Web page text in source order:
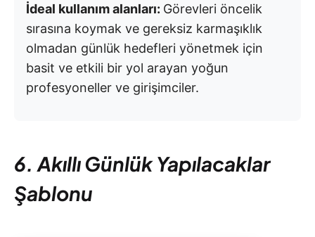
İdeal kullanım alanları: Görevleri öncelik
sırasına koymak ve gereksiz karmaşıklık
olmadan günlük hedefleri yönetmek için
basit ve etkili bir yol arayan yoğun
profesyoneller ve girişimciler.
6. Akıllı Günlük Yapılacaklar
Şablonu